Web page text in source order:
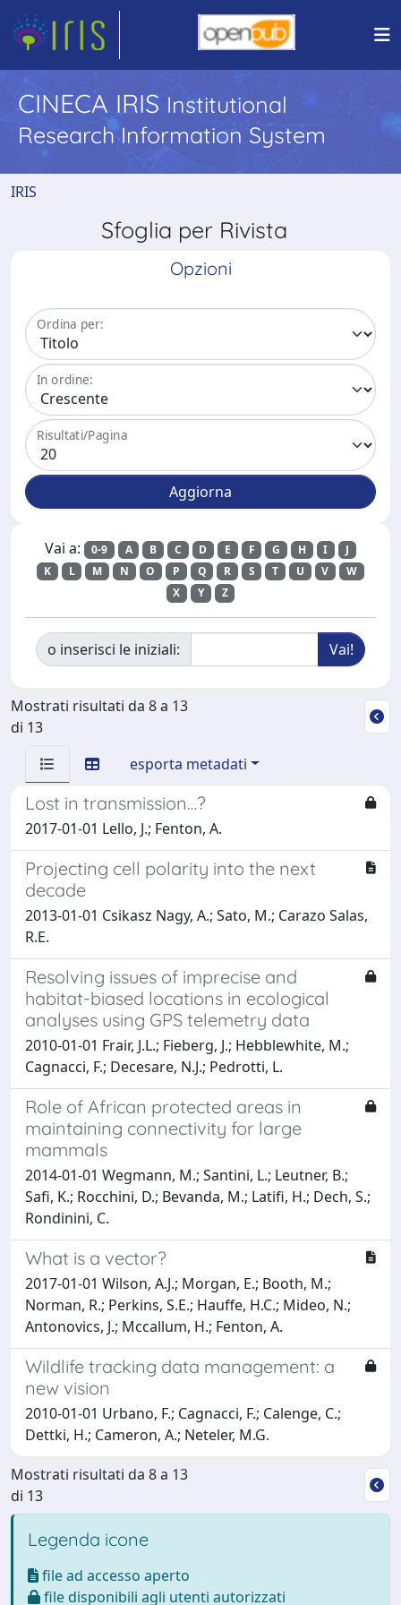
CINECA IRIS Institutional
Research Information System
IRIS
Sfoglia per Rivista
Opzioni
Ordina per:
In ordine:
Risultati/Pagina
Vai a: 0-9 A B C D E F G H I
J
K
L M N O P Q R S T U V
W
X
Y Z
o inserisci le iniziali:
Mostrati risultati da 8 a 13
di 13
esporta metadati
Lost in transmission…?
2017-01-01 Lello, J.; Fenton, A.
Projecting cell polarity into the next
decade
2013-01-01 Csikasz Nagy, A.; Sato, M.; Carazo Salas,
R.E.
Resolving issues of imprecise and
habitat-biased locations in ecological
analyses using GPS telemetry data
2010-01-01 Frair, J.L.; Fieberg, J.; Hebblewhite, M.;
Cagnacci, F.; Decesare, N.J.; Pedrotti, L.
Role of African protected areas in
maintaining connectivity for large
mammals
2014-01-01 Wegmann, M.; Santini, L.; Leutner, B.;
Safi, K.; Rocchini, D.; Bevanda, M.; Latifi, H.; Dech, S.;
Rondinini, C.
What is a vector?
2017-01-01 Wilson, A.J.; Morgan, E.; Booth, M.;
Norman, R.; Perkins, S.E.; Hauffe, H.C.; Mideo, N.;
Antonovics, J.; Mccallum, H.; Fenton, A.
Wildlife tracking data management: a
new vision
2010-01-01 Urbano, F.; Cagnacci, F.; Calenge, C.;
Dettki, H.; Cameron, A.; Neteler, M.G.
Mostrati risultati da 8 a 13
di 13
Legenda icone
file ad accesso aperto
file disponibili agli utenti autorizzati